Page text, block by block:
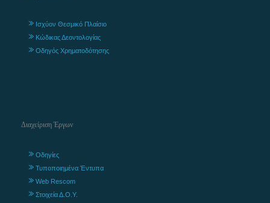
Ισχύον Θεσμικό Πλαίσιο
Κώδικας Δεοντολογίας
Οδηγός Χρηματοδότησης
Διαχείριση Έργων
Οδηγίες
Τυποποιημένα Έντυπα
Web Rescom
Στοιχεία Δ.Ο.Υ.